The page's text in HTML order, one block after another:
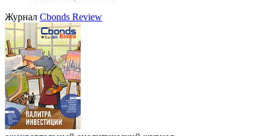
VIII международная конференция «Рынок капитала
Республики Узбекистан»
17.09.2026, Ташкент
ЖурналCbonds Review